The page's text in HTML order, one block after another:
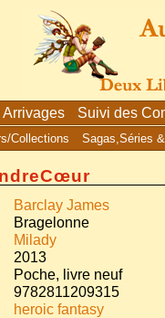
Arrivages Suivi des
Collections Sagas,Séries
Barclay James
Bragelonne
Milady
2013
Poche, livre neuf
9782811209315
heroic fantasy